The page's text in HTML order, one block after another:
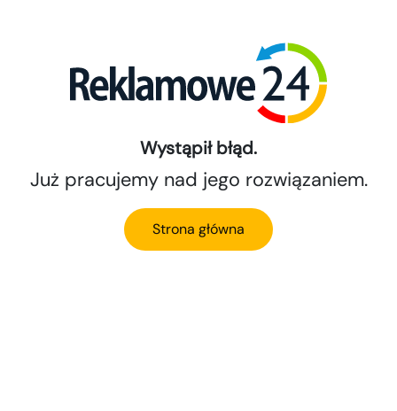
Wystąpił błąd.
Już pracujemy nad jego rozwiązaniem.
Strona główna